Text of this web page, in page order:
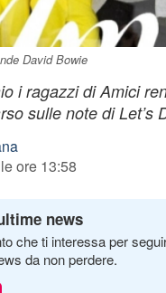
David Bowie
i ragazzi di Amici
sulle note di Let’s
ore 13:58
news
che ti interessa per
da non perdere.